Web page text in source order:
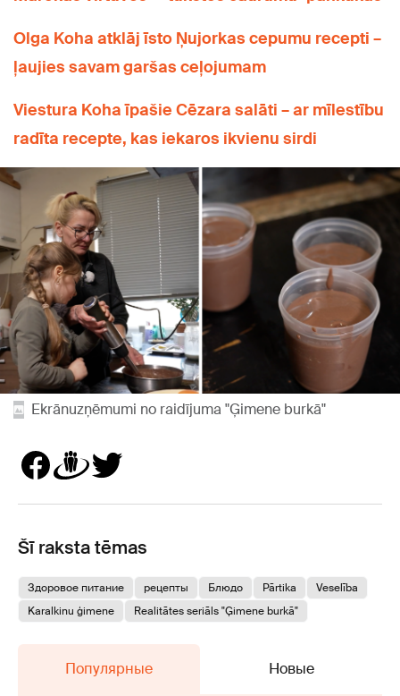
Olga Koha atklāj īsto Ņujorkas cepumu recepti –
ļaujies savam garšas ceļojumam
Viestura Koha īpašie Cēzara salāti – ar mīlestību
radīta recepte, kas iekaros ikvienu sirdi
Ekrānuzņēmumi no raidījuma "Ģimene burkā"
Šī raksta tēmas
Здоровое питание рецепты Блюдо Pārtika
Veselība
Karalkinu ģimene
Realitātes seriāls "Ģimene burkā"
Популярные Новые